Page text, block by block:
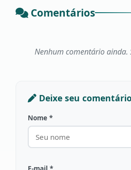
Comentários
Nenhum comentário ainda.
Deixe seu comentário
Nome *